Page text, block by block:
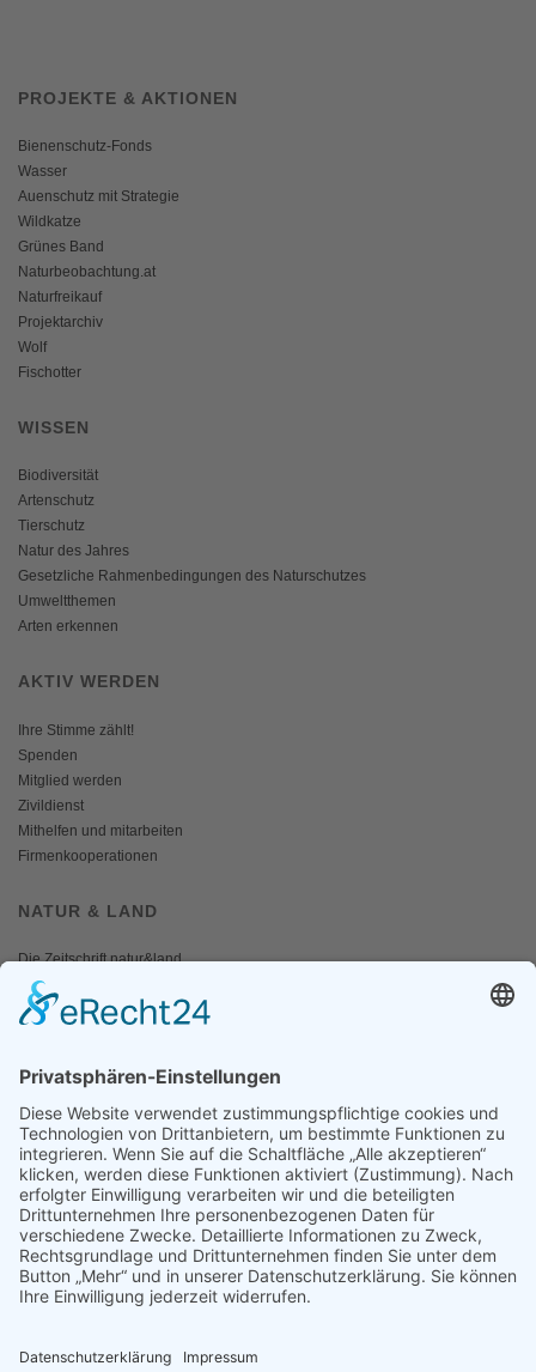
PROJEKTE & AKTIONEN
Bienenschutz-Fonds
Wasser
Auenschutz mit Strategie
Wildkatze
Grünes Band
Naturbeobachtung.at
Naturfreikauf
Projektarchiv
Wolf
Fischotter
WISSEN
Biodiversität
Artenschutz
Tierschutz
Natur des Jahres
Gesetzliche Rahmenbedingungen des Naturschutzes
Umweltthemen
Arten erkennen
AKTIV WERDEN
Ihre Stimme zählt!
Spenden
Mitglied werden
Zivildienst
Mithelfen und mitarbeiten
Firmenkooperationen
NATUR & LAND
Die Zeitschrift natur&land
Archiv
Mediadaten
Fotos und Logos
Presseaussendungen
Presse
Presseinformationen abonnieren
ÜBER UNS
Naturschutzbund
Naturschutzjugend